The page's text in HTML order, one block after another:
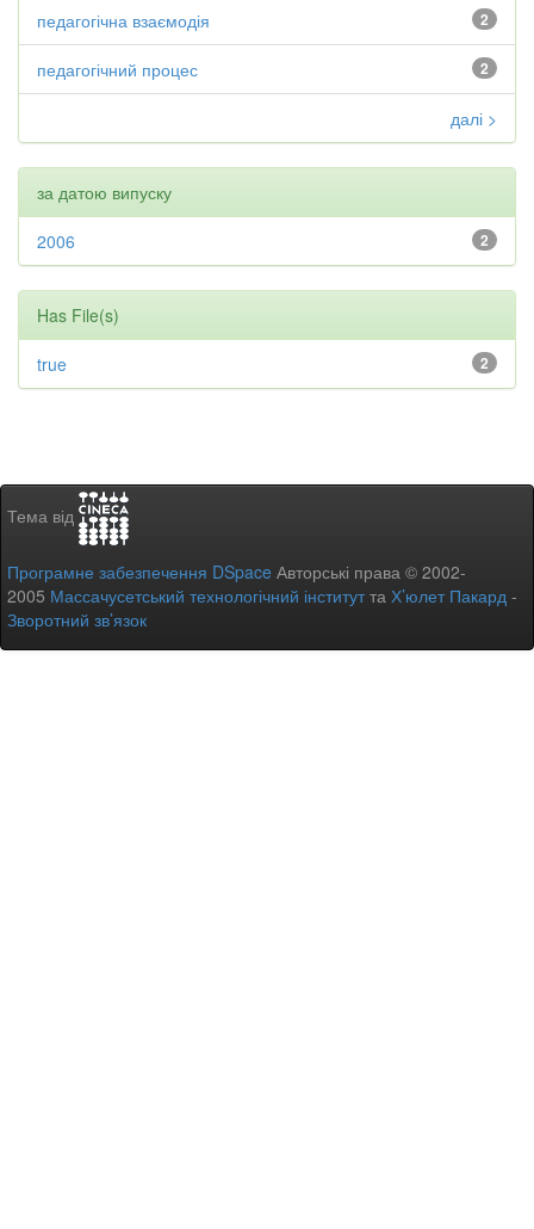
2
педагогічна взаємодія
2
педагогічний процес
далі >
за датою випуску
2
2006
Has File(s)
2
true
Тема від
Програмне забезпечення DSpace Авторські права © 2002-
2005 Массачусетський технологічний інститутта Х’юлет Пакард -
Зворотний зв’язок